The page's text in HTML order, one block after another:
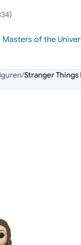
Masters of the
/Stranger Things